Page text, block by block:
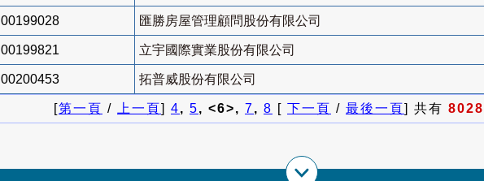
00199028 匯勝房屋管理顧問股份有限公司
00199821 立宇國際實業股份有限公司
00200453 拓普威股份有限公司
[第一頁 / 上一頁] 4, 5, <6>, 7, 8 [ 下一頁 / 最後一頁] 共有 8028